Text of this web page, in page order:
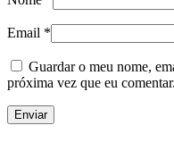
Email *
Guardar o meu nome,
próxima vez que eu comentar.